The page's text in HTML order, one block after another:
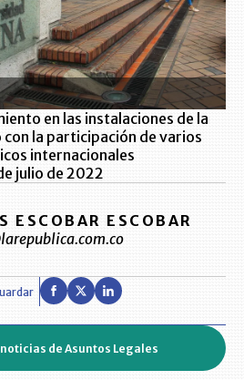
en las instalaciones de la
la participación de varios
internacionales
julio de 2022
ESCOBAR ESCOBAR
de Asuntos Legales